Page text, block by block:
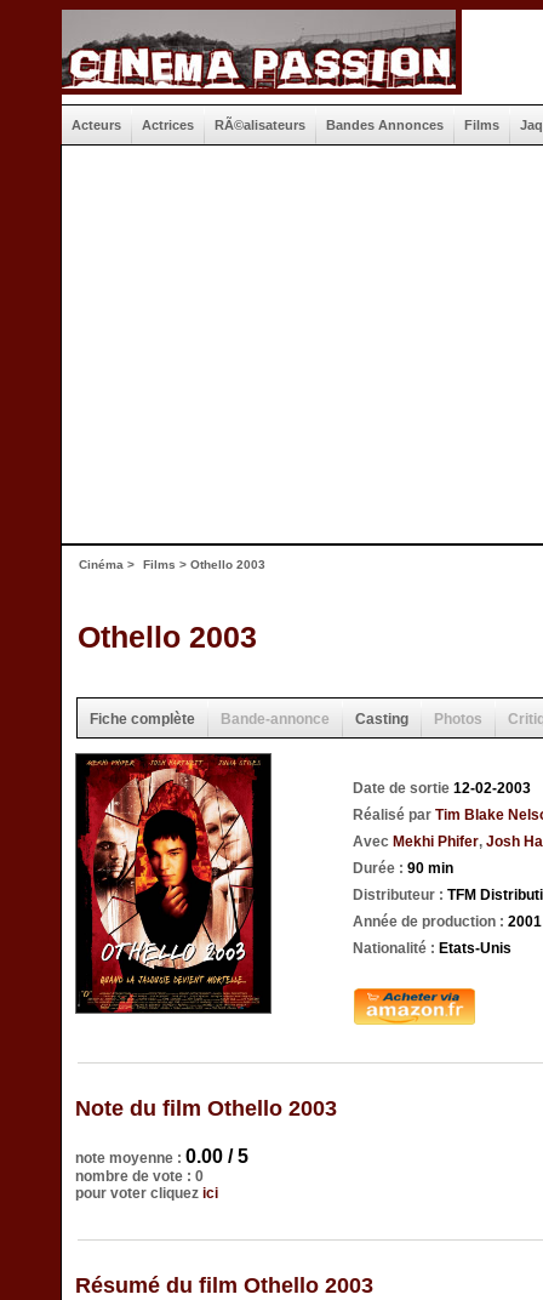
Acteurs Actrices RÃ©alisateurs Bandes Annonces Films
Cinéma > Films > Othello 2003
Othello 2003
Fiche complète Bande-annonce Casting Photos
Date de sortie 12-02-2003
Réalisé par Tim Blake
Avec Mekhi Phifer, Josh
Durée : 90 min
Distributeur : TFM
Année de production : 2001
Nationalité : Etats-Unis
Note du film Othello 2003
note moyenne : 0.00 / 5
nombre de vote : 0
pour voter cliquez ici
Résumé du film Othello 2003